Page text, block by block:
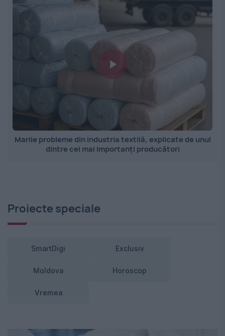
Marile probleme din industria textilă, explicate de unul
dintre cei mai importanți producători
Proiecte speciale
SmartDigi Exclusiv
Moldova Horoscop
Vremea